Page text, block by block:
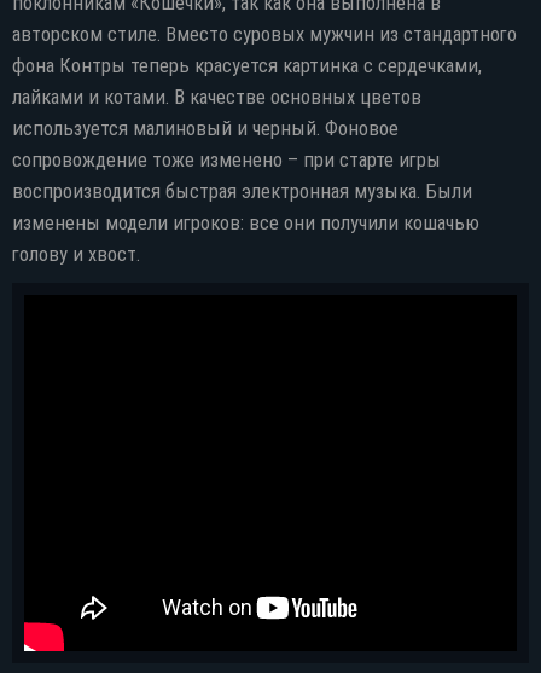
авторском стиле. Вместо суровых мужчин из стандартного
фона Контры теперь красуется картинка с сердечками,
лайками и котами. В качестве основных цветов
используется малиновый и черный. Фоновое
сопровождение тоже изменено – при старте игры
воспроизводится быстрая электронная музыка. Были
изменены модели игроков: все они получили кошачью
голову и хвост.